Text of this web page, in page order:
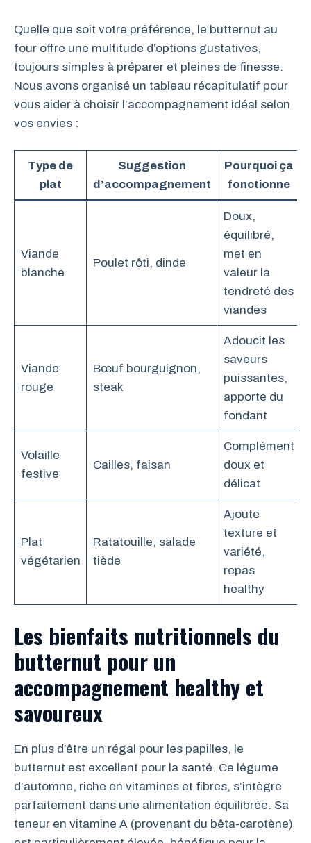
Quelle que soit votre préférence, le butternut au
four offre une multitude d’options gustatives,
toujours simples à préparer et pleines de finesse.
Nous avons organisé un tableau récapitulatif pour
vous aider à choisir l’accompagnement idéal selon
vos envies :
Type de
plat
Suggestion
d’accompagnement
Pourquoi ça
fonctionne
Viande
blanche
Poulet rôti, dinde
Doux,
équilibré,
met en
valeur la
tendreté des
viandes
Viande
rouge
Bœuf bourguignon,
steak
Adoucit les
saveurs
puissantes,
apporte du
fondant
Volaille
festive
Cailles, faisan
Complément
doux et
délicat
Plat
végétarien
Ratatouille, salade
tiède
Ajoute
texture et
variété,
repas
healthy
Les bienfaits nutritionnels du
butternut pour un
accompagnement healthy et
savoureux
En plus d’être un régal pour les papilles, le
butternut est excellent pour la santé. Ce légume
d’automne, riche en vitamines et fibres, s’intègre
parfaitement dans une alimentation équilibrée. Sa
teneur en vitamine A (provenant du bêta-carotène)